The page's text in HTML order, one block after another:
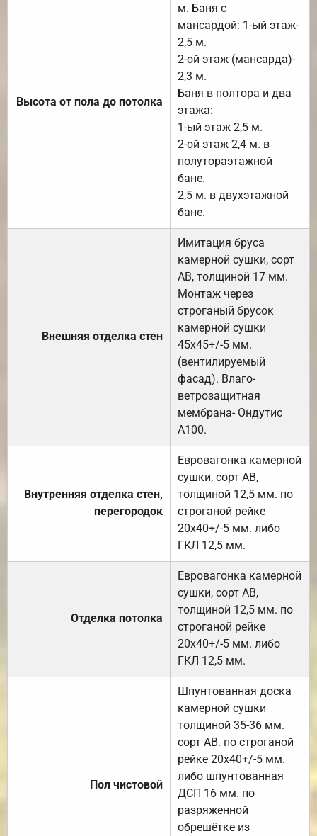
Высота от пола до потолка
м. Баня с
мансардой: 1-ый этаж-
2,5 м.
2-ой этаж (мансарда)-
2,3 м.
Баня в полтора и два
этажа:
1-ый этаж 2,5 м.
2-ой этаж 2,4 м. в
полутораэтажной
бане.
2,5 м. в двухэтажной
бане.
Внешняя отделка стен
Имитация бруса
камерной сушки, сорт
АВ, толщиной 17 мм.
Монтаж через
строганый брусок
камерной сушки
45х45+/-5 мм.
(вентилируемый
фасад). Влаго-
ветрозащитная
мембрана- Ондутис
А100.
Внутренняя отделка стен,
перегородок
Евровагонка камерной
сушки, сорт АВ,
толщиной 12,5 мм. по
строганой рейке
20х40+/-5 мм. либо
ГКЛ 12,5 мм.
Отделка потолка
Евровагонка камерной
сушки, сорт АВ,
толщиной 12,5 мм. по
строганой рейке
20х40+/-5 мм. либо
ГКЛ 12,5 мм.
Пол чистовой
Шпунтованная доска
камерной сушки
толщиной 35-36 мм.
сорт АВ. по строганой
рейке 20х40+/-5 мм.
либо шпунтованная
ДСП 16 мм. по
разряженной
обрешётке из